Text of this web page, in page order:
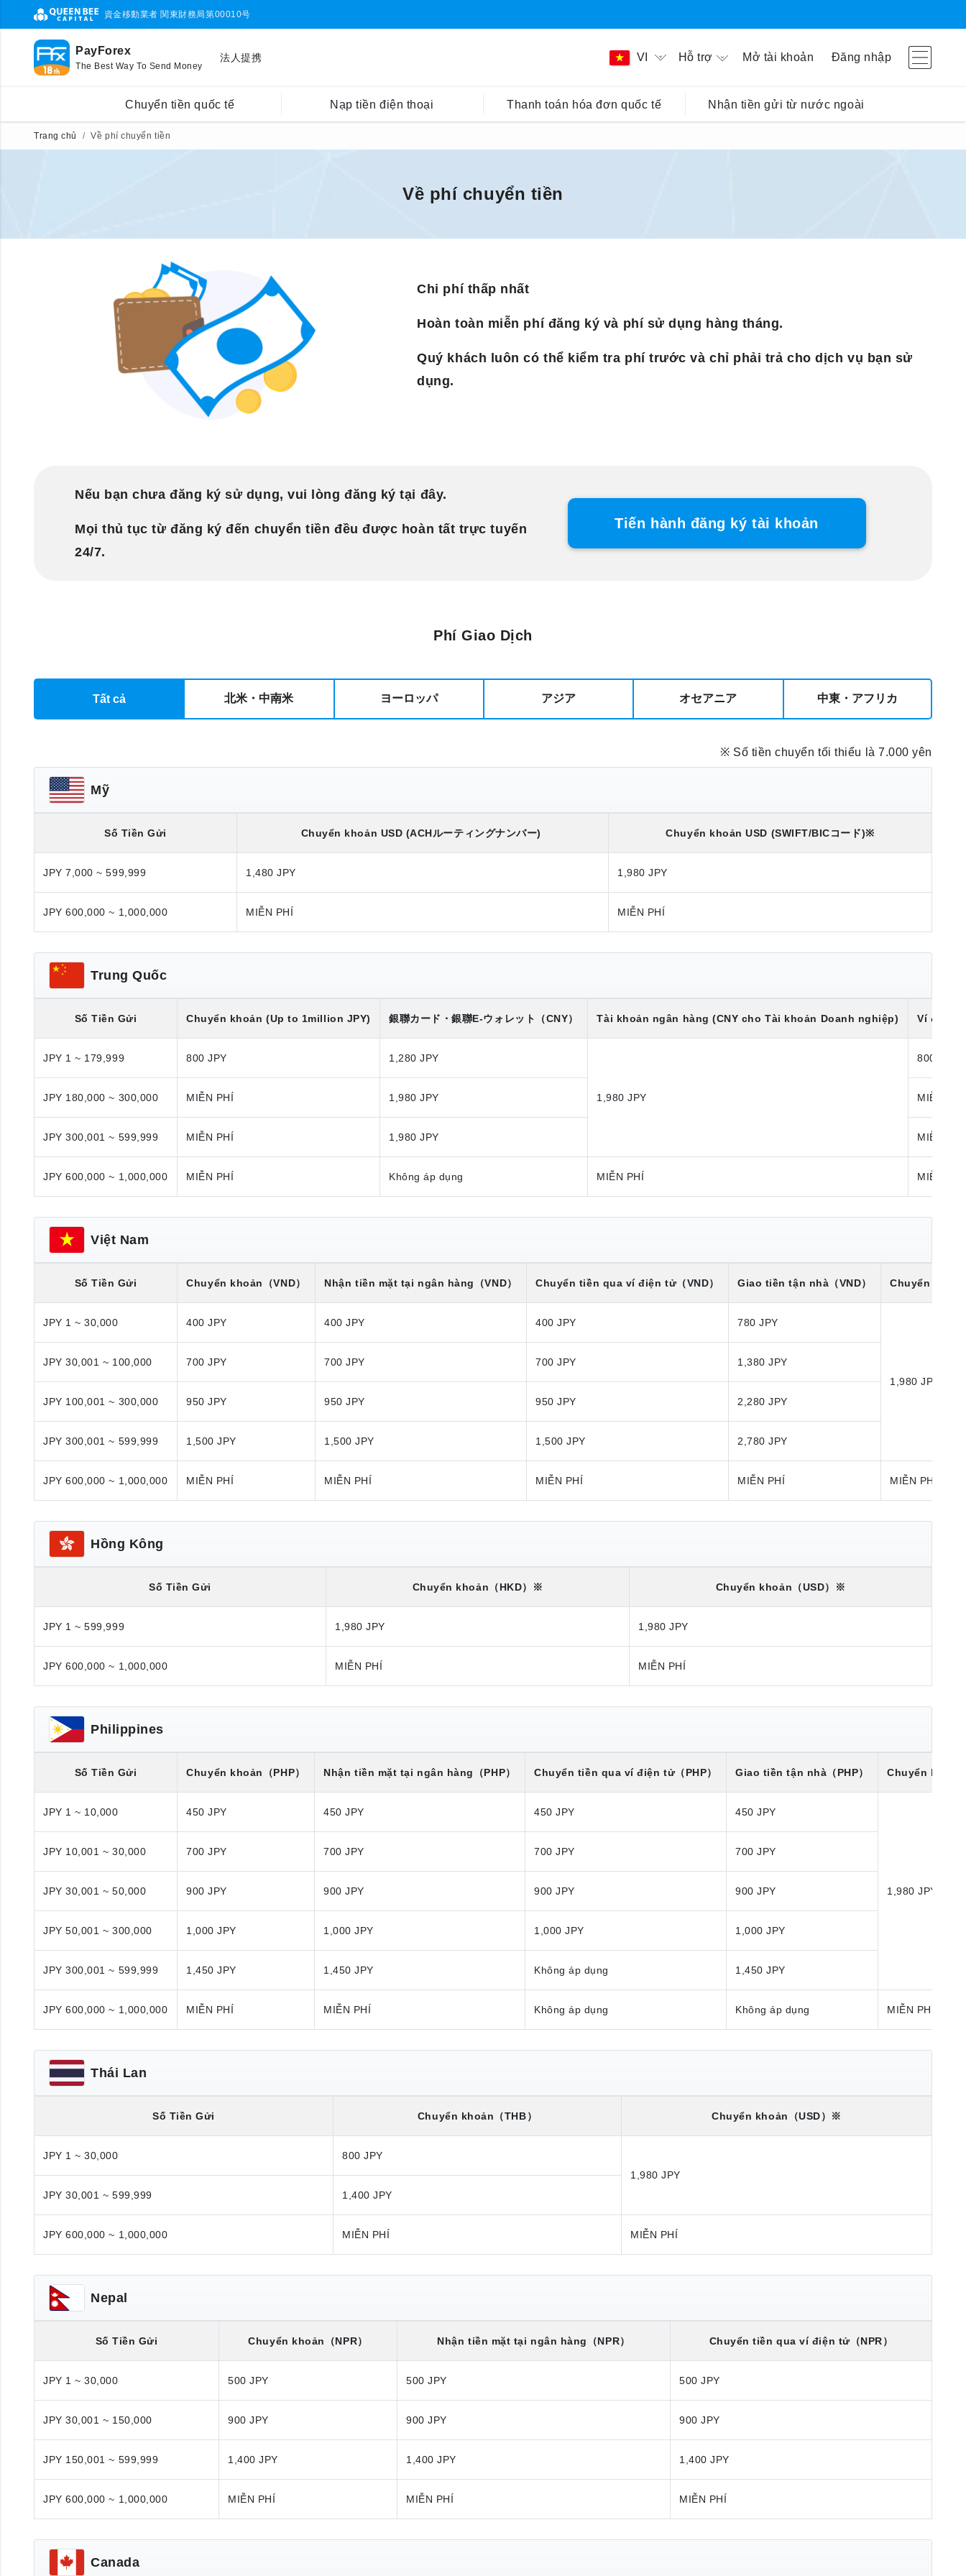
資金移動業者 関東財務局第00010号
PayForex
The Best Way To Send Money
法人提携 VI Hỗ trợ Mở tài khoản Đăng nhập
Chuyển tiền quốc tế Nạp tiền điện thoại Thanh toán hóa đơn quốc tế Nhận tiền gửi từ nước ngoài
Trang chủ Về phí chuyển tiền
Về phí chuyển tiền
Chi phí thấp nhất
Hoàn toàn miễn phí đăng ký và phí sử dụng hàng tháng.
Quý khách luôn có thể kiểm tra phí trước và chỉ phải trả cho dịch vụ bạn sử
dụng.
Nếu bạn chưa đăng ký sử dụng, vui lòng đăng ký tại đây.
Mọi thủ tục từ đăng ký đến chuyển tiền đều được hoàn tất trực tuyến
24/7.
Tiến hành đăng ký tài khoản
Phí Giao Dịch
Tất cả 北米・中南米 ヨーロッパ アジア オセアニア 中東・アフリカ
※ Số tiền chuyển tối thiểu là 7.000 yên
Mỹ
Số Tiền Gửi Chuyển khoản USD (ACHルーティングナンバー) Chuyển khoản USD (SWIFT/BICコード)※
JPY 7,000 ~ 599,999 1,480 JPY 1,980 JPY
JPY 600,000 ~ 1,000,000 MIỄN PHÍ MIỄN PHÍ
Trung Quốc
Số Tiền Gửi Chuyển khoản (Up to 1million JPY) 銀聯カード・銀聯E-ウォレット （CNY） Tài khoản ngân hàng (CNY cho Tài khoản Doanh nghiệp) Ví điện
JPY 1 ~ 179,999 800 JPY 1,280 JPY
1,980 JPY
800 JPY
JPY 180,000 ~ 300,000 MIỄN PHÍ 1,980 JPY MIỄN PHÍ
JPY 300,001 ~ 599,999 MIỄN PHÍ 1,980 JPY MIỄN PHÍ
JPY 600,000 ~ 1,000,000 MIỄN PHÍ Không áp dụng MIỄN PHÍ MIỄN PHÍ
Việt Nam
Số Tiền Gửi Chuyển khoản （VND） Nhận tiền mặt tại ngân hàng （VND） Chuyển tiền qua ví điện tử（VND） Giao tiền tận nhà （VND） Chuyển khoản
JPY 1 ~ 30,000 400 JPY 400 JPY 400 JPY 780 JPY
1,980 JPY
JPY 30,001 ~ 100,000 700 JPY 700 JPY 700 JPY 1,380 JPY
JPY 100,001 ~ 300,000 950 JPY 950 JPY 950 JPY 2,280 JPY
JPY 300,001 ~ 599,999 1,500 JPY 1,500 JPY 1,500 JPY 2,780 JPY
JPY 600,000 ~ 1,000,000 MIỄN PHÍ MIỄN PHÍ MIỄN PHÍ MIỄN PHÍ MIỄN PHÍ
Hồng Kông
Số Tiền Gửi Chuyển khoản （HKD）※ Chuyển khoản （USD）※
JPY 1 ~ 599,999 1,980 JPY 1,980 JPY
JPY 600,000 ~ 1,000,000 MIỄN PHÍ MIỄN PHÍ
Philippines
Số Tiền Gửi Chuyển khoản （PHP） Nhận tiền mặt tại ngân hàng （PHP） Chuyển tiền qua ví điện tử（PHP） Giao tiền tận nhà （PHP） Chuyển khoản
JPY 1 ~ 10,000 450 JPY 450 JPY 450 JPY 450 JPY
1,980 JPY
JPY 10,001 ~ 30,000 700 JPY 700 JPY 700 JPY 700 JPY
JPY 30,001 ~ 50,000 900 JPY 900 JPY 900 JPY 900 JPY
JPY 50,001 ~ 300,000 1,000 JPY 1,000 JPY 1,000 JPY 1,000 JPY
JPY 300,001 ~ 599,999 1,450 JPY 1,450 JPY Không áp dụng 1,450 JPY
JPY 600,000 ~ 1,000,000 MIỄN PHÍ MIỄN PHÍ Không áp dụng Không áp dụng MIỄN PHÍ
Thái Lan
Số Tiền Gửi Chuyển khoản （THB） Chuyển khoản （USD）※
JPY 1 ~ 30,000
800 JPY
1,980 JPY
JPY 30,001 ~ 599,999
1,400 JPY
JPY 600,000 ~ 1,000,000 MIỄN PHÍ MIỄN PHÍ
Nepal
Số Tiền Gửi Chuyển khoản （NPR） Nhận tiền mặt tại ngân hàng （NPR） Chuyển tiền qua ví điện tử（NPR）
JPY 1 ~ 30,000 500 JPY 500 JPY 500 JPY
JPY 30,001 ~ 150,000 900 JPY 900 JPY 900 JPY
JPY 150,001 ~ 599,999 1,400 JPY 1,400 JPY 1,400 JPY
JPY 600,000 ~ 1,000,000 MIỄN PHÍ MIỄN PHÍ MIỄN PHÍ
Canada